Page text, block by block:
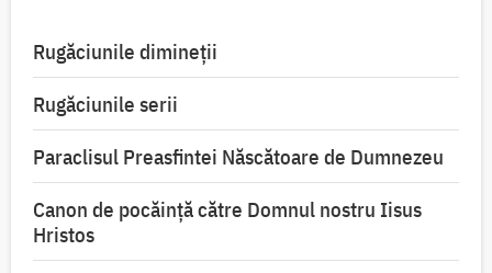
Rugăciunile dimineții
Rugăciunile serii
Paraclisul Preasfintei Născătoare de Dumnezeu
Canon de pocăință către Domnul nostru Iisus
Hristos